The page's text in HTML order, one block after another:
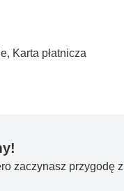
Karta płatnicza
zaczynasz przygodę z